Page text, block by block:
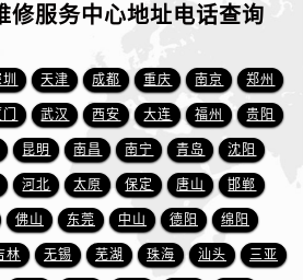
福建省龙岩市新罗区九一南路萧邦售后服务中心（需提前预约）
福建省宁德市蕉城区天湖东路萧邦售后服务中心（需提前预约）
福建省莆田市城厢区霞林街道荔华东大道萧邦售后服务中心（需提前预约）
福建省三明市三元区东乾二路萧邦售后服务中心（需提前预约）
福建省漳州市龙文区步港路萧邦售后服务中心（需提前预约）
江苏省常州市新北区龙锦路1590号现代传媒中心5号楼10层1008室萧邦售后服务中心（需提前预约）
江苏省淮安市清江浦区淮海北路萧邦售后服务中心（需提前预约）
江苏省连云港市海州区通灌北路萧邦售后服务中心（需提前预约）
修服务中心地址电话查询
天津 成都 重庆 南京 郑州
武汉 西安 大连 福州 贵阳
昆明 南昌 南宁 青岛 沈阳
河北 太原 保定 唐山 邯郸
佛山 东莞 中山 德阳 绵阳
林 无锡 芜湖 珠海 汕头 三亚